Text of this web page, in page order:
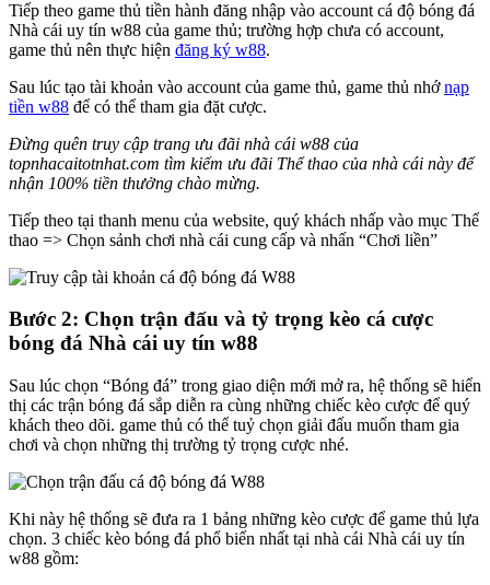
Tiếp theo game thủ tiền hành đăng nhập vào account cá độ bóng đá
Nhà cái uy tín w88 của game thủ; trường hợp chưa có account,
game thủ nên thực hiện đăng ký w88.
Sau lúc tạo tài khoản vào account của game thủ, game thủ nhớnạp
tiền w88 để có thể tham gia đặt cược.
Đừng quên truy cập trang ưu đãi nhà cái w88 của
topnhacaitotnhat.com tìm kiếm ưu đãi Thể thao của nhà cái này để
nhận 100% tiền thưởng chào mừng.
Tiếp theo tại thanh menu của website, quý khách nhấp vào mục Thể
thao => Chọn sảnh chơi nhà cái cung cấp và nhấn “Chơi liền”
Bước 2: Chọn trận đấu và tỷ trọng kèo cá cược
bóng đá Nhà cái uy tín w88
Sau lúc chọn “Bóng đá” trong giao diện mới mở ra, hệ thống sẽ hiển
thị các trận bóng đá sắp diễn ra cùng những chiếc kèo cược để quý
khách theo dõi. game thủ có thể tuỷ chọn giải đấu muốn tham gia
chơi và chọn những thị trường tỷ trọng cược nhé.
Khi này hệ thống sẽ đưa ra 1 bảng những kèo cược để game thủ lựa
chọn. 3 chiếc kèo bóng đá phổ biến nhất tại nhà cái Nhà cái uy tín
w88 gồm: